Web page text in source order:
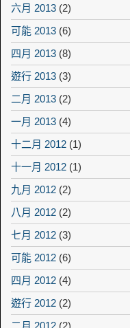
六月 2013 (2)
可能 2013 (6)
四月 2013 (8)
遊行 2013 (3)
二月 2013 (2)
一月 2013 (4)
十二月 2012 (1)
十一月 2012 (1)
九月 2012 (2)
八月 2012 (2)
七月 2012 (3)
可能 2012 (6)
四月 2012 (4)
遊行 2012 (2)
二月 2012 (2)